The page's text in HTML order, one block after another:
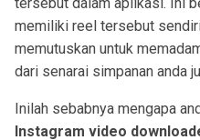
memiliki reel tersebut
memutuskan untuk
dari senarai simpanan anda
Inilah sebabnya mengapa
Instagram video